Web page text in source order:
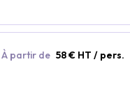
À partir de 58 € HT / pers.